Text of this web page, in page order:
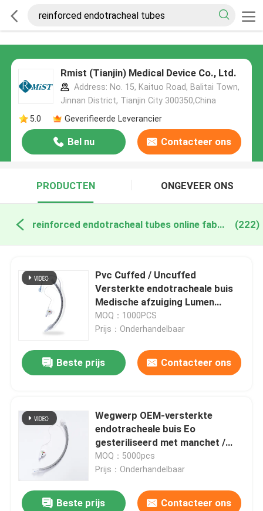
Rmist (Tianjin) Medical Device Co., Ltd.
Address: No. 15, Kaituo Road, Balitai Town,
Jinnan District, Tianjin City 300350,China
5.0
Geverifieerde Leverancier
Bel nu Contacteer ons
PRODUCTEN ONGEVEER ONS
reinforced endotracheal tubes online fabricage (222)
Pvc Cuffed / Uncuffed
Versterkte endotracheale buis
Medische afzuiging Lumen
Endobronchiaal
MOQ：1000PCS
Prijs：Onderhandelbaar
Beste prijs Contacteer ons
Wegwerp OEM-versterkte
endotracheale buis Eo
gesteriliseerd met manchet /
zonder manchet
MOQ：5000pcs
Prijs：Onderhandelbaar
Beste prijs Contacteer ons